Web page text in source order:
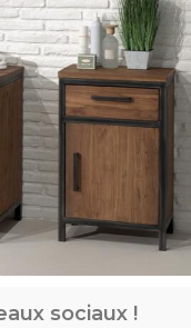
sociaux !